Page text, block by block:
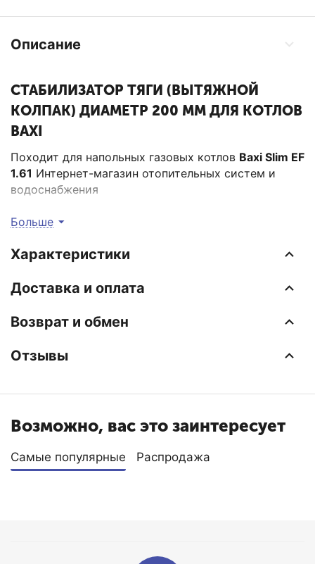
Описание
СТАБИЛИЗАТОР ТЯГИ (ВЫТЯЖНОЙ
КОЛПАК) ДИАМЕТР 200 ММ ДЛЯ КОТЛОВ
BAXI
Походит для напольных газовых котлов Baxi Slim EF
1.61 Интернет-магазин отопительных систем и
водоснабжения
(вытяжной колпак) диаметром 200 мм для газовых
напольных котлов Baxi по самой низкой цене с
доставкой по Москве и Московской области.
Больше
Характеристики
Доставка и оплата
Возврат и обмен
Отзывы
Возможно, вас это заинтересует
Самые популярные Распродажа